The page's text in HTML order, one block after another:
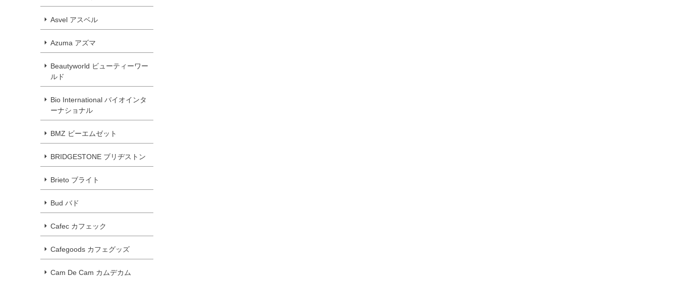
Asvel アスベル
Azuma アズマ
Beautyworld ビューティーワー
ルド
Bio International バイオインタ
ーナショナル
BMZ ビーエムゼット
BRIDGESTONE ブリヂストン
Brieto ブライト
Bud バド
Cafec カフェック
Cafegoods カフェグッズ
Cam De Cam カムデカム